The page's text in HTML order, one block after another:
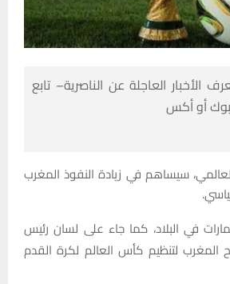
العاجلة عن الناصرية– تابع
أو أكس
سيساهم في زيادة النفوذ المغرب
في البلاد، كما جاء على لسان رئيس
المغرب لتنظيم كأس العالم لكرة القدم